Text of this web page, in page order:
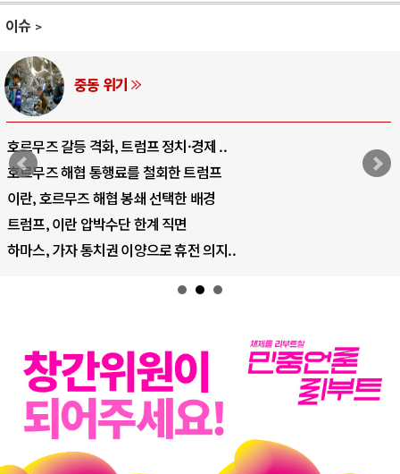
이슈
중동 위기
호르무즈 갈등 격화, 트럼프 정치·경제 ..
호르무즈 해협 통행료를 철회한 트럼프
이란, 호르무즈 해협 봉쇄 선택한 배경
트럼프, 이란 압박수단 한계 직면
하마스, 가자 통치권 이양으로 휴전 의지..